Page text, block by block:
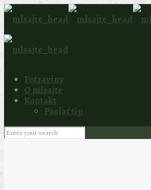
Potraviny
O mlsajte
Kontakt
Poslať tip